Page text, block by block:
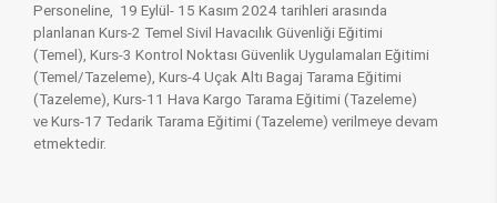
Personeline, 19 Eylül- 15 Kasım 2024 tarihleri arasında
planlanan Kurs-2 Temel Sivil Havacılık Güvenliği Eğitimi
(Temel), Kurs-3 Kontrol Noktası Güvenlik Uygulamaları Eğitimi
(Temel/Tazeleme), Kurs-4 Uçak Altı Bagaj Tarama Eğitimi
(Tazeleme), Kurs-11 Hava Kargo Tarama Eğitimi (Tazeleme)
ve Kurs-17 Tedarik Tarama Eğitimi (Tazeleme) verilmeye devam
etmektedir.